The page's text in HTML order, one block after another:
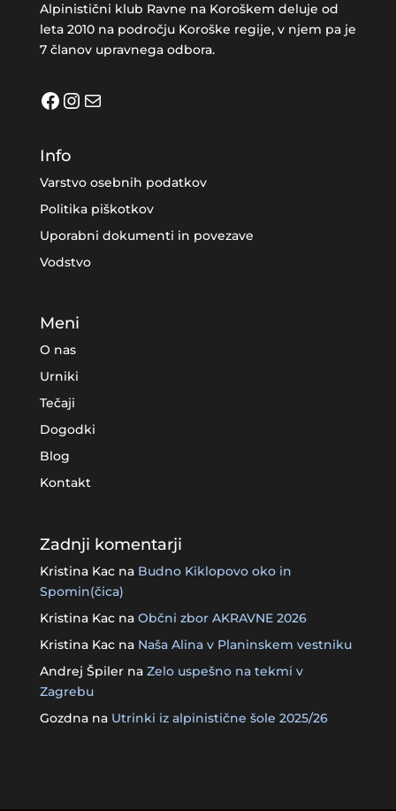
Alpinistični klub Ravne na Koroškem deluje od
leta 2010 na področju Koroške regije, v njem pa je
7 članov upravnega odbora.
Facebook
Instagram
Mail
Info
Varstvo osebnih podatkov
Politika piškotkov
Uporabni dokumenti in povezave
Vodstvo
Meni
O nas
Urniki
Tečaji
Dogodki
Blog
Kontakt
Zadnji komentarji
Kristina Kacna Budno Kiklopovo oko in
Spomin(čica)
Kristina Kacna Občni zbor AKRAVNE 2026
Kristina Kacna Naša Alina v Planinskem vestniku
Andrej Špilerna Zelo uspešno na tekmi v
Zagrebu
Gozdnana Utrinki iz alpinistične šole 2025/26